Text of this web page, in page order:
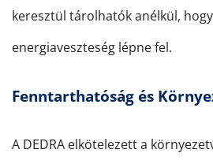
keresztül tárolhatók anélkül,
energiaveszteség lépne fel.
Fenntarthatóság és
A DEDRA elkötelezett a